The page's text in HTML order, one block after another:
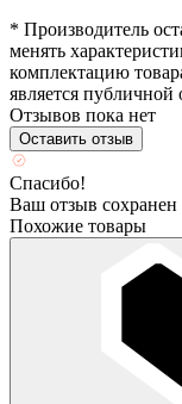
* Производитель
менять
комплектацию
является публичной
Отзывов пока нет
Оставить отзыв
Спасибо!
Ваш отзыв сохранен
Похожие товары